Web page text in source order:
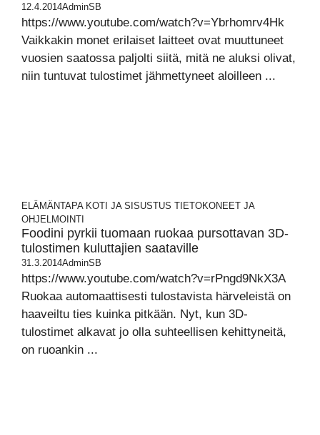
12.4.2014AdminSB
https://www.youtube.com/watch?v=Ybrhomrv4Hk
Vaikkakin monet erilaiset laitteet ovat muuttuneet
vuosien saatossa paljolti siitä, mitä ne aluksi olivat,
niin tuntuvat tulostimet jähmettyneet aloilleen ...
ELÄMÄNTAPA KOTI JA SISUSTUS TIETOKONEET JA
OHJELMOINTI
Foodini pyrkii tuomaan ruokaa pursottavan 3D-
tulostimen kuluttajien saataville
31.3.2014AdminSB
https://www.youtube.com/watch?v=rPngd9NkX3A
Ruokaa automaattisesti tulostavista härveleistä on
haaveiltu ties kuinka pitkään. Nyt, kun 3D-
tulostimet alkavat jo olla suhteellisen kehittyneitä,
on ruoankin ...